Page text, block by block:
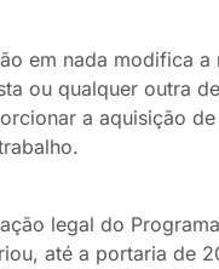
em nada modifica a
ou qualquer outra
a aquisição
legal do
até a portaria de